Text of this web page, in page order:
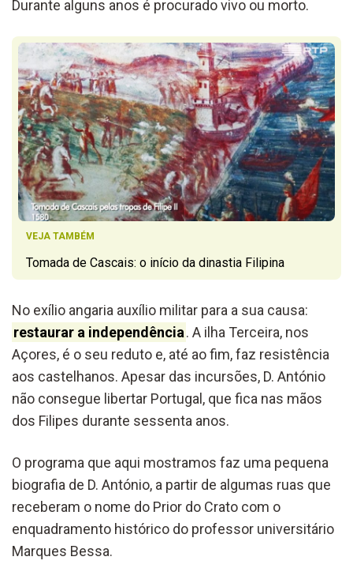
Durante alguns anos é procurado vivo ou morto.
VEJA TAMBÉM
Tomada de Cascais: o início da dinastia Filipina
No exílio angaria auxílio militar para a sua causa:
restaurar a independência. A ilha Terceira, nos
Açores, é o seu reduto e, até ao fim, faz resistência
aos castelhanos. Apesar das incursões, D. António
não consegue libertar Portugal, que fica nas mãos
dos Filipes durante sessenta anos.
O programa que aqui mostramos faz uma pequena
biografia de D. António, a partir de algumas ruas que
receberam o nome do Prior do Crato com o
enquadramento histórico do professor universitário
Marques Bessa.